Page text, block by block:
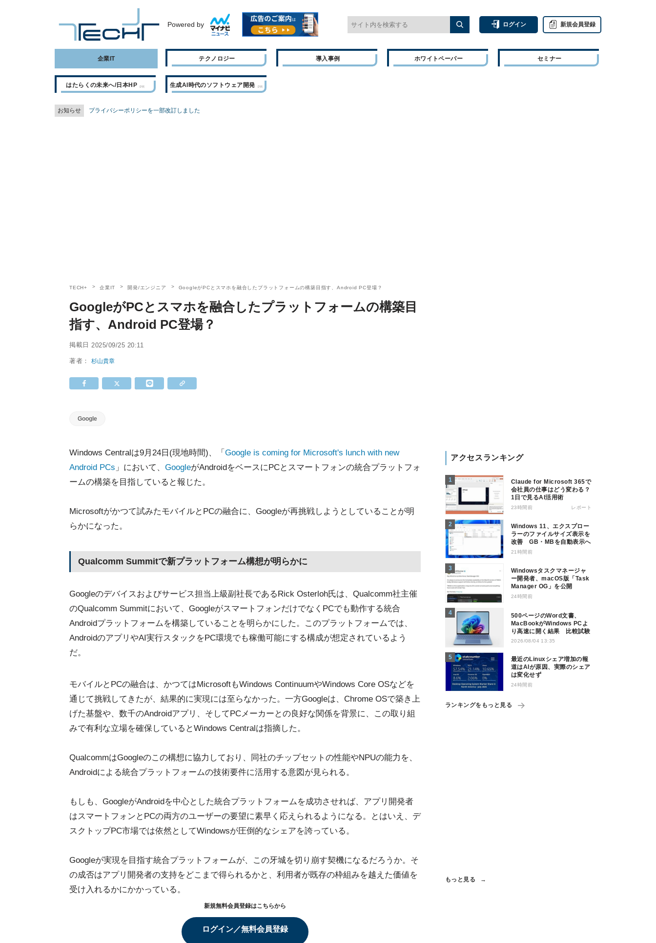
Powered by ログイン 新規会員登録
企業IT テクノロジー 導入事例 ホワイトペーパー セミナー
はたらくの未来へ/日本HP 生成AI時代のソフトウェア開発
お知らせ プライバシーポリシーを一部改訂しました
TECH+ 企業IT 開発/エンジニア GoogleがPCとスマホを融合したプラットフォームの構築目指す、Android PC登場？
GoogleがPCとスマホを融合したプラットフォームの構築目
指す、Android PC登場？
掲載日 2025/09/25 20:11
著者：杉山貴章
Google
Windows Centralは9月24日(現地時間)、「 Google is coming for Microsoft's lunch with new
Android PCs 」において、 GoogleがAndroidをベースにPCとスマートフォンの統合プラットフォ
ームの構築を目指していると報じた。
Microsoftがかつて試みたモバイルとPCの融合に、Googleが再挑戦しようとしていることが明
らかになった。
Qualcomm Summitで新プラットフォーム構想が明らかに
Googleのデバイスおよびサービス担当上級副社長であるRick Osterloh氏は、Qualcomm社主催
のQualcomm Summitにおいて、GoogleがスマートフォンだけでなくPCでも動作する統合
Androidプラットフォームを構築していることを明らかにした。このプラットフォームでは、
AndroidのアプリやAI実行スタックをPC環境でも稼働可能にする構成が想定されているよう
だ。
モバイルとPCの融合は、かつてはMicrosoftもWindows ContinuumやWindows Core OSなどを
通じて挑戦してきたが、結果的に実現には至らなかった。一方Googleは、Chrome OSで築き上
げた基盤や、数千のAndroidアプリ、そしてPCメーカーとの良好な関係を背景に、この取り組
みで有利な立場を確保しているとWindows Centralは指摘した。
QualcommはGoogleのこの構想に協力しており、同社のチップセットの性能やNPUの能力を、
Androidによる統合プラットフォームの技術要件に活用する意図が見られる。
もしも、GoogleがAndroidを中心とした統合プラットフォームを成功させれば、アプリ開発者
はスマートフォンとPCの両方のユーザーの要望に素早く応えられるようになる。とはいえ、デ
スクトップPC市場では依然としてWindowsが圧倒的なシェアを誇っている。
Googleが実現を目指す統合プラットフォームが、この牙城を切り崩す契機になるだろうか。そ
の成否はアプリ開発者の支持をどこまで得られるかと、利用者が既存の枠組みを越えた価値を
受け入れるかにかかっている。
新規無料会員登録はこちらから
ログイン／無料会員登録
アクセスランキング
Claude for Microsoft 365で
会社員の仕事はどう変わる？
1日で見るAI活用術
23時間前 レポート
Windows 11、エクスプロー
ラーのファイルサイズ表示を
改善 GB・MBを自動表示へ
21時間前
Windowsタスクマネージャ
ー開発者、macOS版「Task
Manager OG」を公開
24時間前
500ページのWord文書、
MacBookがWindows PCよ
り高速に開く結果 比較試験
2026/08/04 13:35
最近のLinuxシェア増加の報
道はAIが原因、実際のシェア
は変化せず
24時間前
ランキングをもっと見る
もっと見る